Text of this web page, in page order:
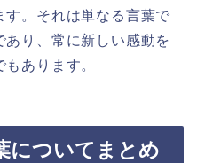
す。それは単なる言葉で
り、常に新しい感動を
あります。
についてまとめ